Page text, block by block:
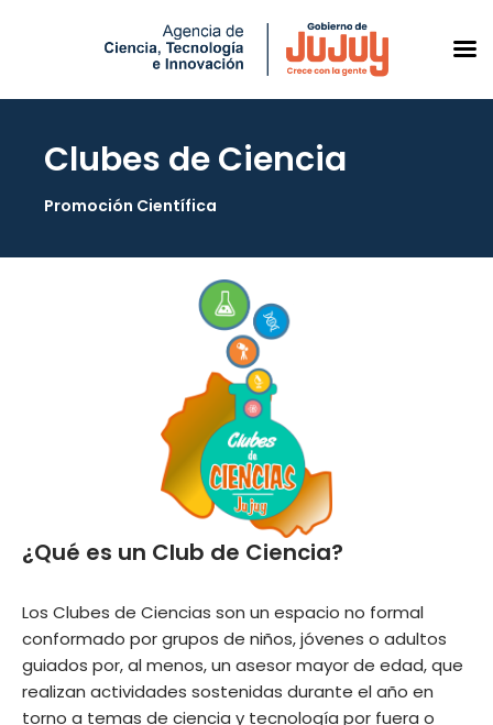
Saltar
contenido
Clubes de Ciencia
Promoción Científica
¿Qué es un Club de Ciencia?
Los Clubes de Ciencias son un espacio no formal
conformado por grupos de niños, jóvenes o adultos
guiados por, al menos, un asesor mayor de edad, que
realizan actividades sostenidas durante el año en
torno a temas de ciencia y tecnología por fuera o